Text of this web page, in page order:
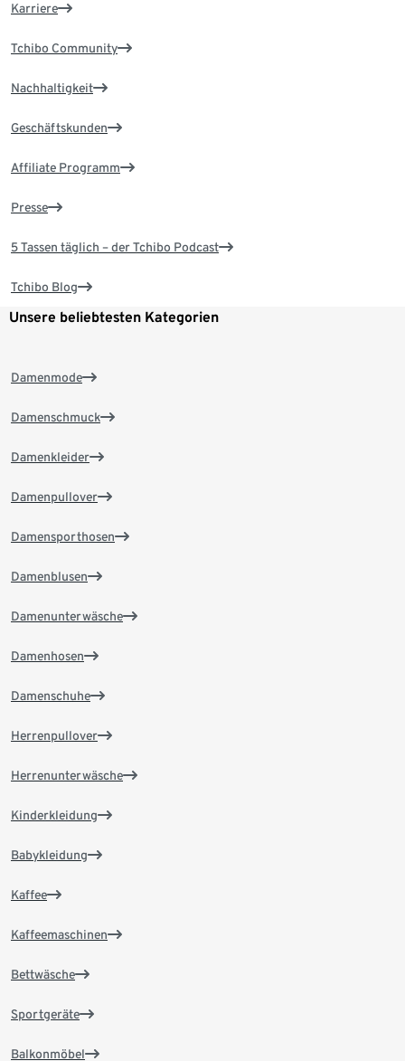
Karriere
Tchibo Community
Nachhaltigkeit
Geschäftskunden
Affiliate Programm
Presse
5 Tassen täglich – der Tchibo Podcast
Tchibo Blog
Unsere beliebtesten Kategorien
Damenmode
Damenschmuck
Damenkleider
Damenpullover
Damensporthosen
Damenblusen
Damenunterwäsche
Damenhosen
Damenschuhe
Herrenpullover
Herrenunterwäsche
Kinderkleidung
Babykleidung
Kaffee
Kaffeemaschinen
Bettwäsche
Sportgeräte
Balkonmöbel